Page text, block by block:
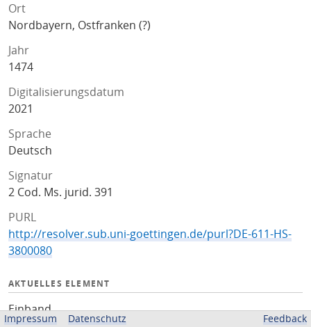
Ort
Nordbayern, Ostfranken (?)
Jahr
1474
Digitalisierungsdatum
2021
Sprache
Deutsch
Signatur
2 Cod. Ms. jurid. 391
PURL
http://resolver.sub.uni-goettingen.de/purl?DE-611-HS-
3800080
AKTUELLES ELEMENT
Einband
Impressum Datenschutz Feedback